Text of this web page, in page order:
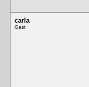
carla
Gast